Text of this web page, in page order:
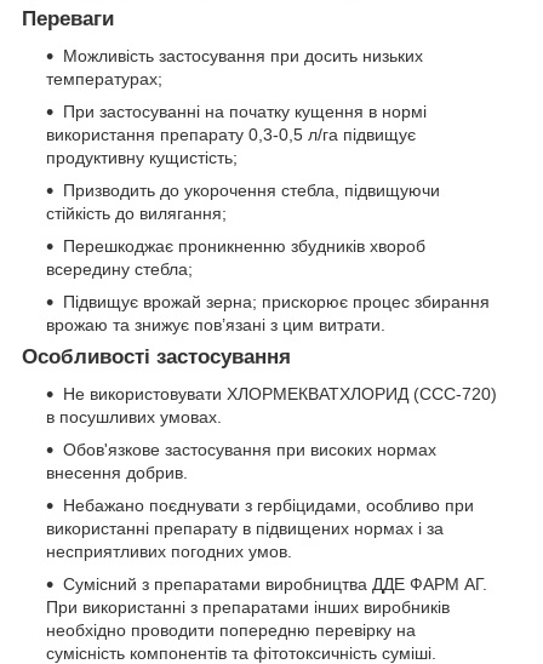
Переваги
Можливість застосування при досить низьких
температурах;
При застосуванні на початку кущення в нормі
використання препарату 0,3-0,5 л/га підвищує
продуктивну кущистість;
Призводить до укорочення стебла, підвищуючи
стійкість до вилягання;
Перешкоджає проникненню збудникiв хвороб
всередину стебла;
Підвищує врожай зерна; прискорює процес збирання
врожаю та знижує пов’язанi з цим витрати.
Особливості застосування
Не використовувати ХЛОРМЕКВАТХЛОРИД (ССС-720)
в посушливих умовах.
Обов'язкове застосування при високих нормах
внесення добрив.
Небажано поєднувати з гербіцидами, особливо при
використанні препарату в підвищених нормах і за
несприятливих погодних умов.
Сумісний з препаратами виробництва ДДЕ ФАРМ АГ.
При використанні з препаратами інших виробників
необхідно проводити попередню перевірку на
сумісність компонентів та фітотоксичність суміші.